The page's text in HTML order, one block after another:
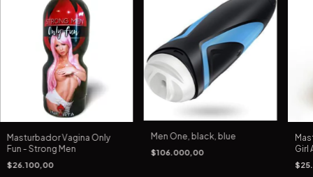
Masturbador Vagina Only
Fun - Strong Men
$26.100,00
Men One, black, blue
$106.000,00
Girl